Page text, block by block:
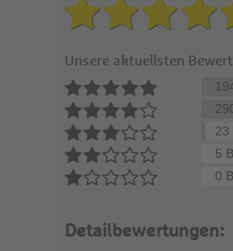
Unsere aktuellsten
23
5
0
Detailbewertungen: